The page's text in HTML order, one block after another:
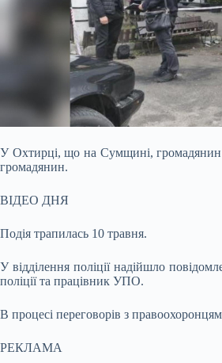
У Охтирці, що на Сумщині, громадянин
громадянин.
ВІДЕО ДНЯ
Подія трапилась 10 травня.
У відділення поліції надійшло
поліції та працівник УПО.
В процесі переговорів з
РЕКЛАМА